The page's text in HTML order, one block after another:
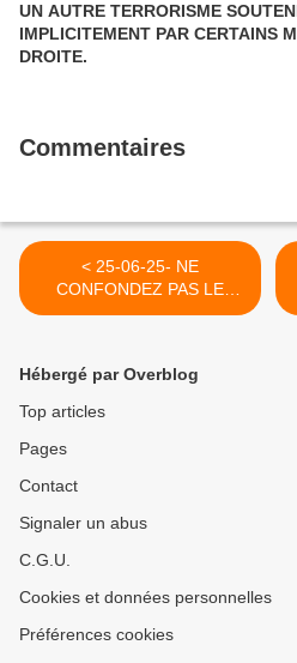
UN AUTRE TERRORISME
IMPLICITEMENT PAR CERTAINS MEDIAS D'EXTRÊME
DROITE.
Commentaires
< 25-06-25- NE
CONFONDEZ PAS LE
SAINT NICOLAS DE
LE "NICOLAS" DES
RICHARDS PRONEE
EUROPE 1 ET CONSORTS
Hébergé par Overblog
Top articles
Pages
Contact
Signaler un abus
C.G.U.
Cookies et données personnelles
Préférences cookies